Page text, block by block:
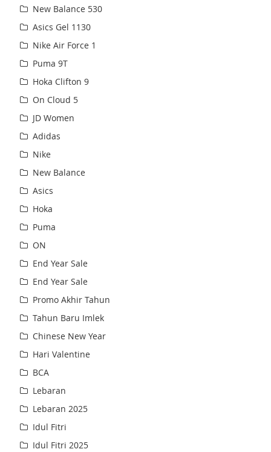
New Balance 530
Asics Gel 1130
Nike Air Force 1
Puma 9T
Hoka Clifton 9
On Cloud 5
JD Women
Adidas
Nike
New Balance
Asics
Hoka
Puma
ON
End Year Sale
End Year Sale
Promo Akhir Tahun
Tahun Baru Imlek
Chinese New Year
Hari Valentine
BCA
Lebaran
Lebaran 2025
Idul Fitri
Idul Fitri 2025